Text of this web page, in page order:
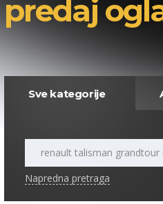
predaj
Sve kategorije
Napredna pretraga